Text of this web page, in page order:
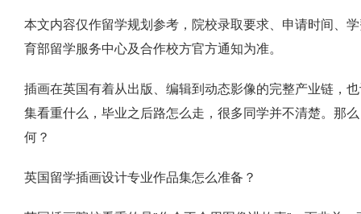
本文内容仅作留学规划参考，院校录取要求、申请时间、
育部留学服务中心及合作校方官方通知为准。
插画在英国有着从出版、编辑到动态影像的完整产业链，
集看重什么，毕业之后路怎么走，很多同学并不清楚。那
何？
英国留学插画设计专业作品集怎么准备？